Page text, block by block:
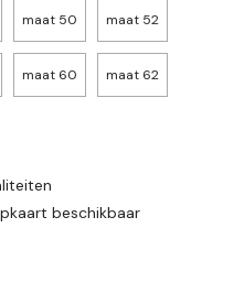
maat 50 maat 52
maat 60 maat 62
beschikbaar